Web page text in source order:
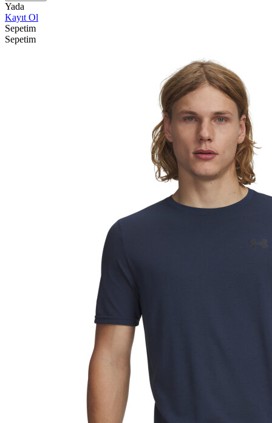
Yada
Kayıt Ol
Sepetim
Sepetim